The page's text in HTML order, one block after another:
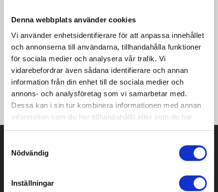
Denna webbplats använder cookies
Vi använder enhetsidentifierare för att anpassa innehållet
och annonserna till användarna, tillhandahålla funktioner
för sociala medier och analysera vår trafik. Vi
vidarebefordrar även sådana identifierare och annan
information från din enhet till de sociala medier och
annons- och analysföretag som vi samarbetar med.
Dessa kan i sin tur kombinera informationen med annan
information som du har tillhandahållit eller som de har
samlat in när du har använt deras tjänster.
Nödvändig
Inställningar
sömmar, råskurna avslut och en tight passform ger en
proffesionell känsla och hjälper dig att ta din skidåkning till
nästa nivå. • 3-lagers vind- och vattentätt stretchmaterial fram
och på underbenen WP (Waterpillar) 15,000/MVP (Moisture
Vapor Permability) 10,000 • Återvunnen, högfunktionell trikå
bak för ökad ventilation • Perforerad ventilation i sidorna •
Tight passform med ergonomiskt formade knän • Elastisk
midjeresår med dragsko • Dold dragkedja i benslut • Tejpade
benslut för ökad komfort
Prisuppgift på mailen?
Kontakta oss här för att få förslag på produkt och pris över
Det går också utmärkt att bara ställa frågor!